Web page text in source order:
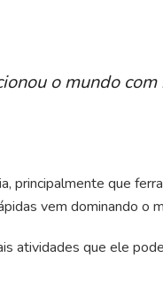
o mundo
principalmente que
vem dominando o
atividades que ele